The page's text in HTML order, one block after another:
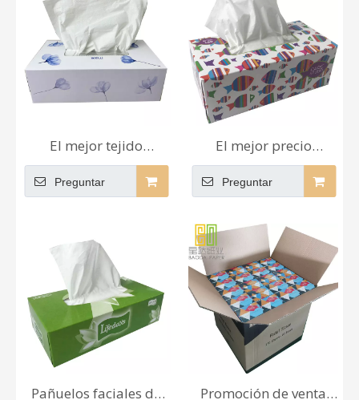
pañuelos faciales de 3
capas
El mejor tejido
supersuave del tejido
agradable de la fábrica
venta del diseñador
con el facial del papel
seda de la caja
Preguntar
El mejor precio
genuino para el
mayorista La más
calidad Papel seda
virgen del proveedor
de 4 capas
Preguntar
Pañuelos faciales de Promoción de venta